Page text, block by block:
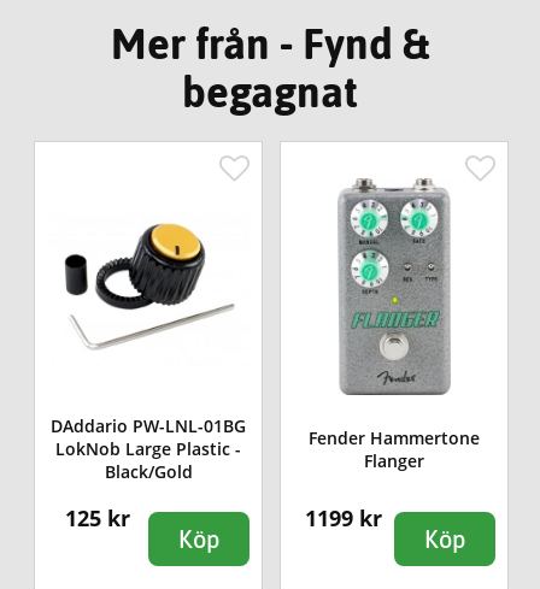
Mer från - Fynd &
begagnat
DAddario PW-LNL-01BG
LokNob Large Plastic -
Black/Gold
125 kr
Köp
Fender Hammertone
Flanger
1199 kr
Köp